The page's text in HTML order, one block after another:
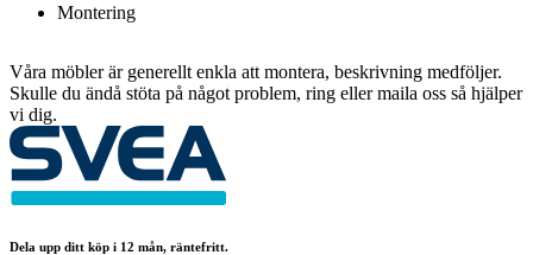
Montering
Våra möbler är generellt enkla att montera, beskrivning medföljer.
Skulle du ändå stöta på något problem, ring eller maila oss så hjälper
vi dig.
Dela upp ditt köp i 12 mån, räntefritt.